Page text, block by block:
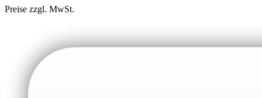
Preise zzgl. MwSt.